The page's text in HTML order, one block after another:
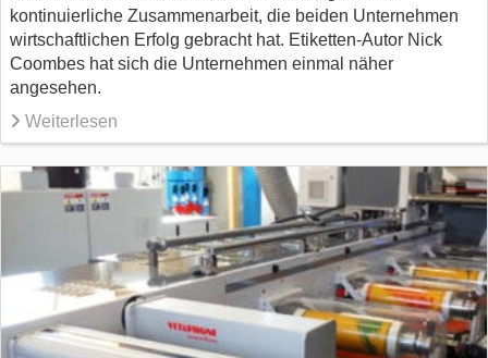
kontinuierliche Zusammenarbeit, die beiden Unternehmen
wirtschaftlichen Erfolg gebracht hat. Etiketten-Autor Nick
Coombes hat sich die Unternehmen einmal näher
angesehen.
Weiterlesen